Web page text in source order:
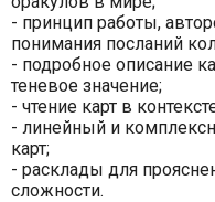
- принцип работы,
понимания посланий
- подробное описание
теневое значение;
- чтение карт в
- линейный и
карт;
- расклады для
сложности.